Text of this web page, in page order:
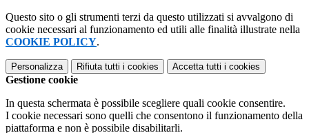
Questo sito o gli strumenti terzi da questo utilizzati si avvalgono di
cookie necessari al funzionamento ed utili alle finalità illustrate nella
COOKIE POLICY.
Personalizza Rifiuta tutti i cookies Accetta tutti i cookies
Gestione cookie
In questa schermata è possibile scegliere quali cookie consentire.
I cookie necessari sono quelli che consentono il funzionamento della
piattaforma e non è possibile disabilitarli.